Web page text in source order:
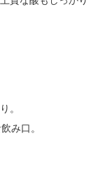
。
み口。